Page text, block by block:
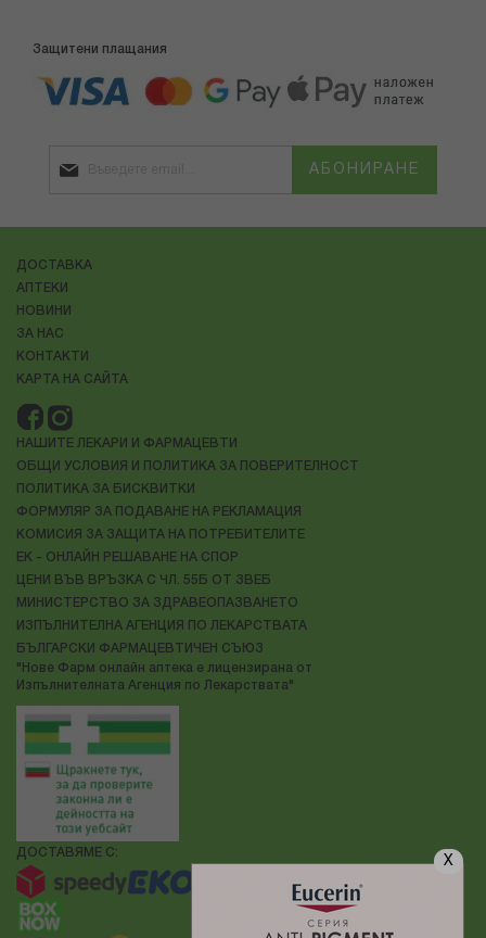
X
Защитени плащания
АБОНИРАНЕ
ДОСТАВКА
АПТЕКИ
НОВИНИ
ЗА НАС
КОНТАКТИ
КАРТА НА САЙТА
НАШИТЕ ЛЕКАРИ И ФАРМАЦЕВТИ
ОБЩИ УСЛОВИЯ И ПОЛИТИКА ЗА ПОВЕРИТЕЛНОСТ
ПОЛИТИКА ЗА БИСКВИТКИ
ФОРМУЛЯР ЗА ПОДАВАНЕ НА РЕКЛАМАЦИЯ
КОМИСИЯ ЗА ЗАЩИТА НА ПОТРЕБИТЕЛИТЕ
ЕК - ОНЛАЙН РЕШАВАНЕ НА СПОР
ЦЕНИ ВЪВ ВРЪЗКА С ЧЛ. 55Б ОТ ЗВЕБ
МИНИСТЕРСТВО ЗА ЗДРАВЕОПАЗВАНЕТО
ИЗПЪЛНИТЕЛНА АГЕНЦИЯ ПО ЛЕКАРСТВАТА
БЪЛГАРСКИ ФАРМАЦЕВТИЧЕН СЪЮЗ
"Нове Фарм онлайн аптека е лицензирана от
Изпълнителната Агенция по Лекарствата"
ДОСТАВЯМЕ С: